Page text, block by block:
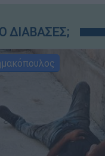
ΔΙΑΒΑΣΕΣ;